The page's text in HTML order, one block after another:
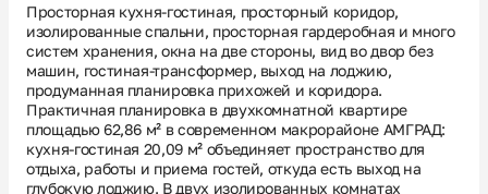
Просторная кухня-гостиная, просторный коридор,
изолированные спальни, просторная гардеробная и много
систем хранения, окна на две стороны, вид во двор без
машин, гостиная-трансформер, выход на лоджию,
продуманная планировка прихожей и коридора.
Практичная планировка в двухкомнатной квартире
площадью 62,86 м² в современном макрорайоне АМГРАД:
кухня-гостиная 20,09 м² объединяет пространство для
отдыха, работы и приема гостей, откуда есть выход на
глубокую лоджию. В двух изолированных комнатах